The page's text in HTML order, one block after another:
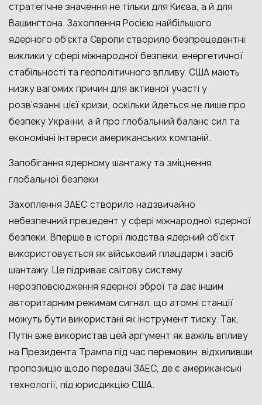
стратегічне значення не тільки для Києва, а й для
Вашингтона. Захоплення Росією найбільшого
ядерного об’єкта Європи створило безпрецедентні
виклики у сфері міжнародної безпеки, енергетичної
стабільності та геополітичного впливу. США мають
низку вагомих причин для активної участі у
розв’язанні цієї кризи, оскільки йдеться не лише про
безпеку України, а й про глобальний баланс сил та
економічні інтереси американських компаній.
Запобігання ядерному шантажу та зміцнення
глобальної безпеки
Захоплення ЗАЕС створило надзвичайно
небезпечний прецедент у сфері міжнародної ядерної
безпеки. Вперше в історії людства ядерний об’єкт
використовується як військовий плацдарм і засіб
шантажу. Це підриває світову систему
нерозповсюдження ядерної зброї та дає іншим
авторитарним режимам сигнал, що атомні станції
можуть бути використані як інструмент тиску. Так,
Путін вже використав цей аргумент як важіль впливу
на Президента Трампа під час перемовин, відхиливши
пропозицію щодо передачі ЗАЕС, де є американські
технології, під юрисдикцію США.